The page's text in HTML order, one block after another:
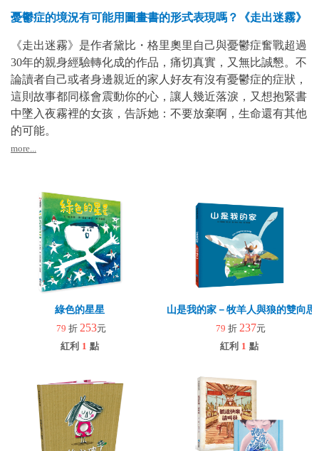
憂鬱症的境況有可能用圖畫書的形式表現嗎？《走出迷霧》
《走出迷霧》是作者黛比・格里奧里自己與憂鬱症奮戰超過
30年的親身經驗轉化成的作品，痛切真實，又無比誠懇。不
論讀者自己或者身邊親近的家人好友有沒有憂鬱症的症狀，
這則故事都同樣會震動你的心，讓人幾近落淚，又想抱緊書
中墜入夜霧裡的女孩，告訴她：不要放棄啊，生命還有其他
的可能。
more...
綠色的星星
79 折 253元
紅利 1 點
山是我的家－牧羊人與狼的雙向思
79 折 237元
紅利 1 點